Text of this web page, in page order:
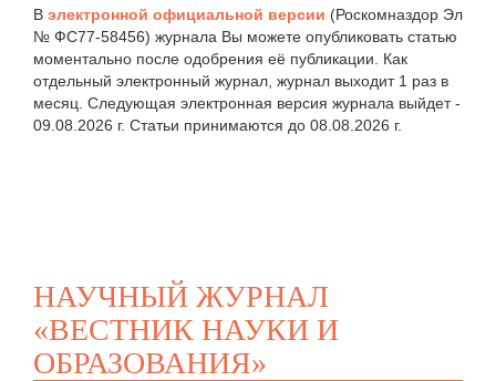
В электронной официальной версии (Роскомназдор Эл
№ ФС77-58456) журнала Вы можете опубликовать статью
моментально после одобрения её публикации. Как
отдельный электронный журнал, журнал выходит 1 раз в
месяц. Следующая электронная версия журнала выйдет -
09.08.2026 г. Статьи принимаются до 08.08.2026 г.
НАУЧНЫЙ ЖУРНАЛ
«ВЕСТНИК НАУКИ И
ОБРАЗОВАНИЯ»